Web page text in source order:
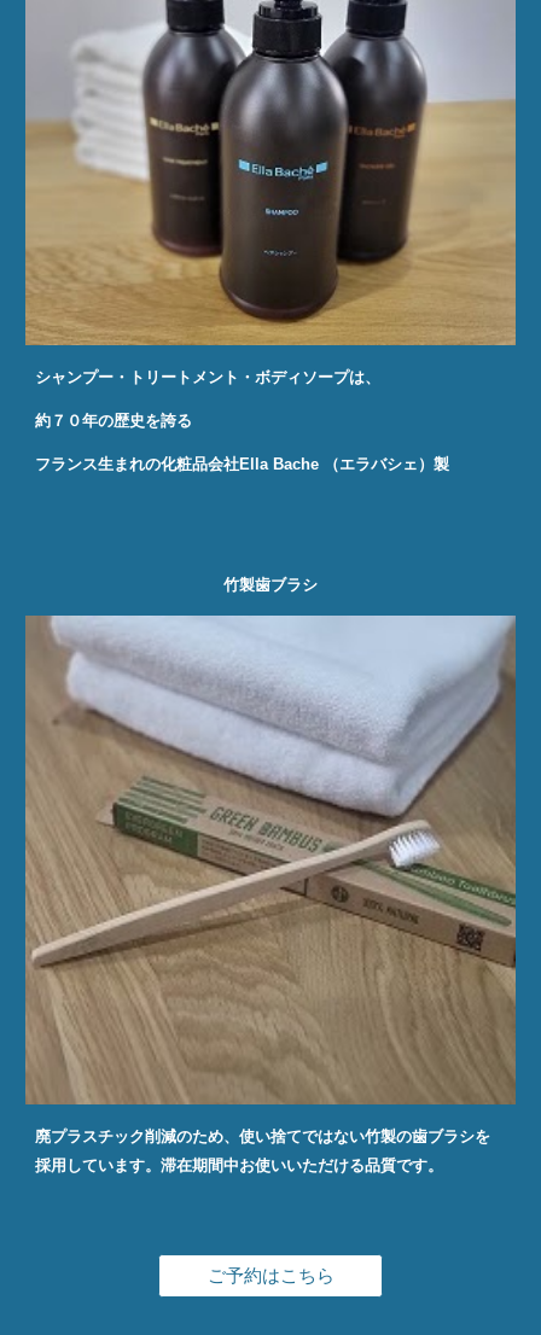
シャンプー・トリートメント・ボディソープは、
約７０年の歴史を誇る
フランス生まれの化粧品会社Ella Bache （エラバシェ）製
竹製歯ブラシ
廃プラスチック削減のため、使い捨てではない竹製の歯ブラシを
採用しています。滞在期間中お使いいただける品質です。
ご予約はこちら